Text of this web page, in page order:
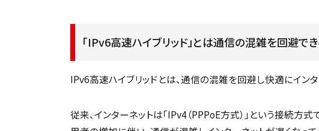
「IPv6高速ハイブリッド」とは通信の混雑を回避で
IPv6高速ハイブリッドとは、通信の混雑を回避し快適にイン
従来、インターネットは「IPv4（PPPoE方式）」という接続方